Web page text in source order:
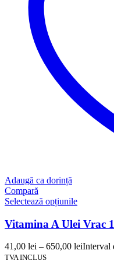
Adaugă ca dorință
Compară
Selectează opțiunile
Vitamina A Ulei Vrac
41,00 lei – 650,00 leiInterval
TVA INCLUS